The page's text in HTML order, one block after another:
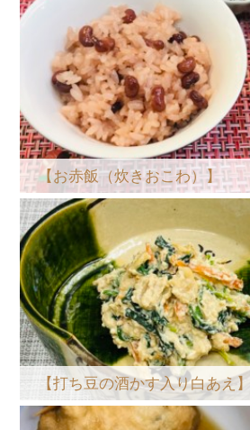
【お赤飯（炊きおこわ）】
【打ち豆の酒かす入り白あえ】